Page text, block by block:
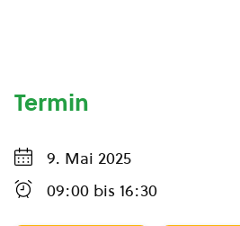
Termin
9. Mai 2025
09:00 bis 16:30